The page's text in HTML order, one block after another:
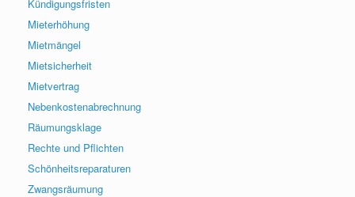
Kündigungsfristen
Mieterhöhung
Mietmängel
Mietsicherheit
Mietvertrag
Nebenkostenabrechnung
Räumungsklage
Rechte und Pflichten
Schönheitsreparaturen
Zwangsräumung